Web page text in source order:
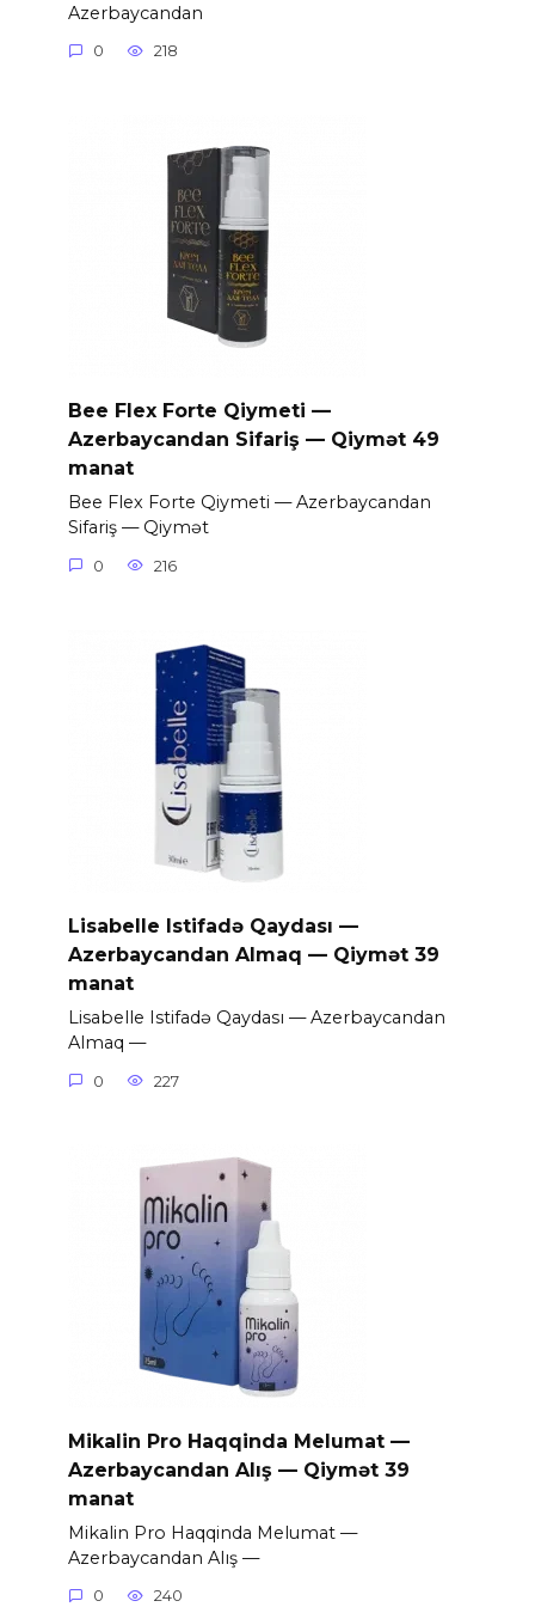
Azerbaycandan
0 218
Bee Flex Forte Qiymeti —
Azerbaycandan Sifariş — Qiymət 49
manat
Bee Flex Forte Qiymeti — Azerbaycandan
Sifariş — Qiymət
0 216
Lisabelle Istifadə Qaydası —
Azerbaycandan Almaq — Qiymət 39
manat
Lisabelle Istifadə Qaydası — Azerbaycandan
Almaq —
0 227
Mikalin Pro Haqqinda Melumat —
Azerbaycandan Alış — Qiymət 39
manat
Mikalin Pro Haqqinda Melumat —
Azerbaycandan Alış —
0 240